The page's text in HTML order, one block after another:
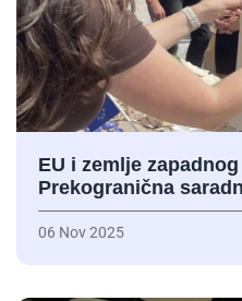
EU i zemlje
Prekogranična
06 Nov 2025